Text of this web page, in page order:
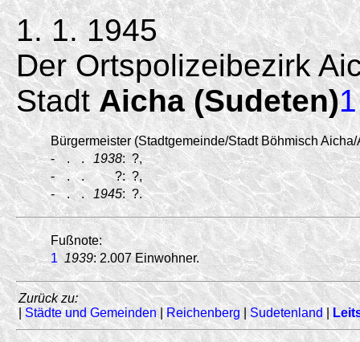
1. 1. 1945
Der Ortspolizeibezirk
StadtAicha (Sudeten)1
Bürgermeister (Stadtgemeinde/Stadt Böhmisch Aicha/
-
. . 1938: ?,
-
. . ?: ?,
- . . 1945: ?.
Fußnote:
1 1939: 2.007 Einwohner.
Zurück zu:
|Städte und Gemeinden|Reichenberg| Sudetenland |